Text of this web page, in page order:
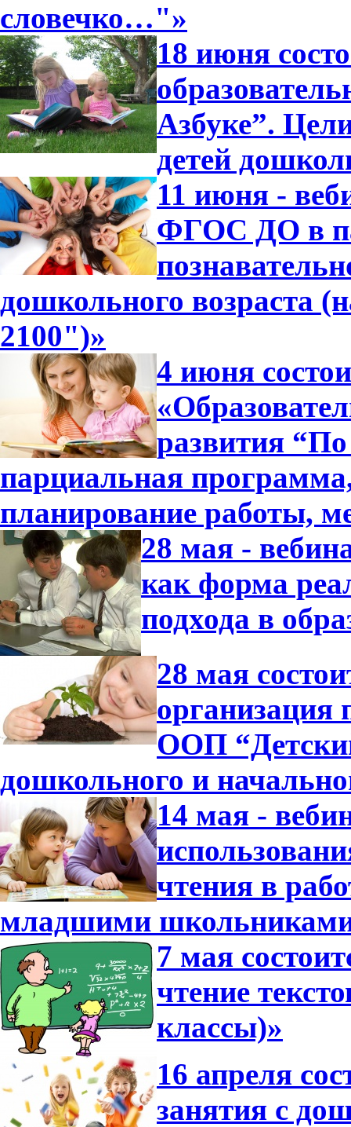
словечко…"»
18 июня
Азбуке”.
детей
11 июня -
ФГОС ДО в
дошкольного возраста
2100")»
4 июня
развития
парциальная
планирование работы,
28 мая -
как форма
подхода в
28 мая
организация
ООП
дошкольного и
14 мая -
чтения в
младшими
7 мая
чтение
классы)»
16 апреля
занятия с